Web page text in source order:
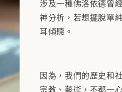
涉及一種佛洛依德曾
神分析，若想擺脫單
耳傾聽。
因為，我們的歷史和
宗教、藝術，不都一